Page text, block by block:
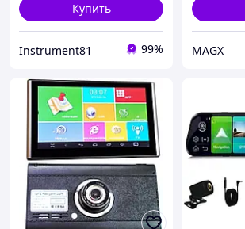
Купить
Instrument81 99% МAGX